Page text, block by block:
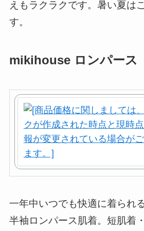
えもラクラクです。 暑い夏は
す。
mikihouse ロンパース
一年中いつでも快適に着られ
半袖ロンパース肌着。短肌着